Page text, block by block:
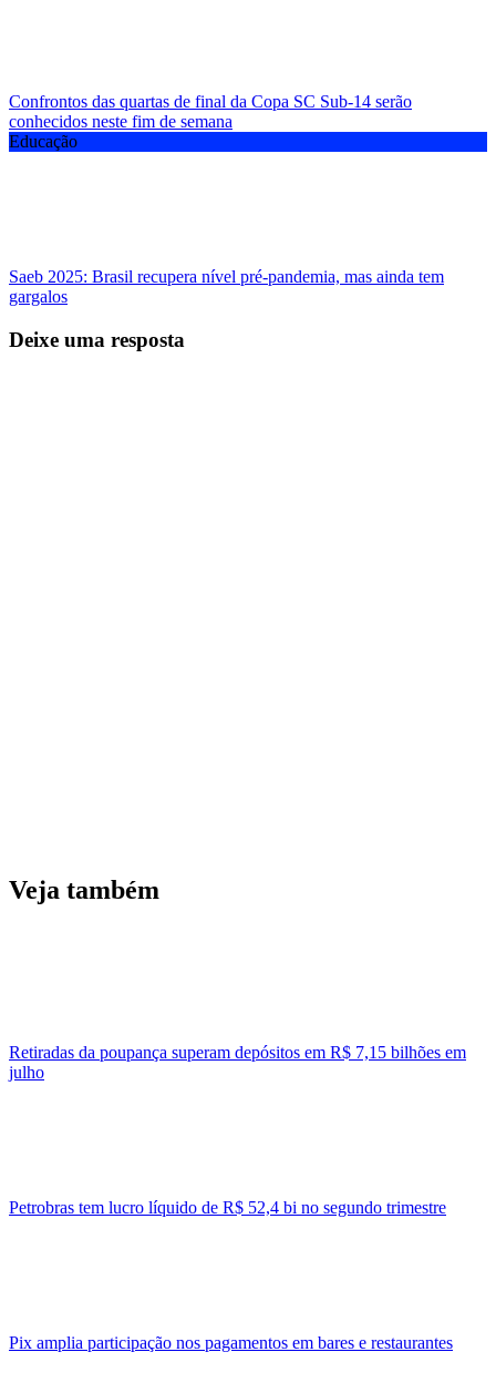
Confrontos das quartas de final da Copa SC Sub-14 serão
conhecidos neste fim de semana
Educação
Saeb 2025: Brasil recupera nível pré-pandemia, mas ainda tem
gargalos
Deixe uma resposta
Veja também
Retiradas da poupança superam depósitos em R$ 7,15 bilhões em
julho
Petrobras tem lucro líquido de R$ 52,4 bi no segundo trimestre
Pix amplia participação nos pagamentos em bares e restaurantes